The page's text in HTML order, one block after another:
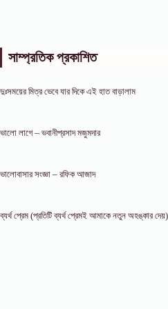
সাম্প্রতিক প্রকাশিত
দুঃসময়ের মিত্র ভেবে যার দিকে এই হাত বাড়ালাম
ভালো লাগে – ভবানীপ্রসাদ মজুমদার
ভালোবাসার সংজ্ঞা – রফিক আজাদ
ব্যর্থ প্রেম (প্রতিটি ব্যর্থ প্রেমই আমাকে নতুন অহঙ্কার দেয়)